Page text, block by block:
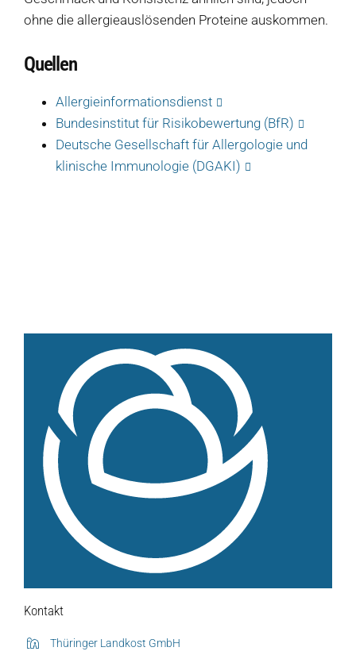
ohne die allergieauslösenden Proteine ​​auskommen.
Quellen
Allergieinformationsdienst
Bundesinstitut für Risikobewertung (BfR)
Deutsche Gesellschaft für Allergologie und
klinische Immunologie (DGAKI)
Kontakt
Thüringer Landkost GmbH
Dips
Soßen
Produkt-Übersicht Jetzt vorbestellen
Produkte nach Allergenen
Verkaufswagen-Tour
Weitere Verkaufsstellen
Über uns
Unsere Marken-Familie